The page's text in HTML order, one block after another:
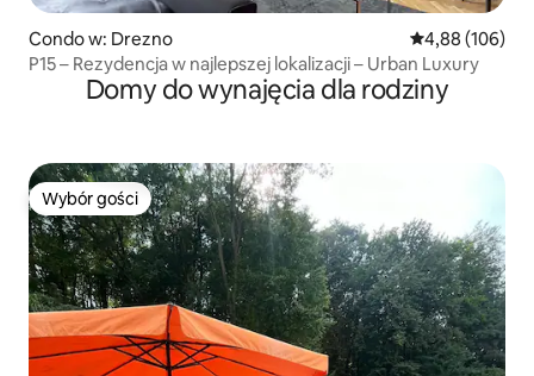
Condo w: Drezno Średnia
4,88 (106)
P15 – Rezydencja w najlepszej lokalizacji – Urban Luxury
Domy do wynajęcia dla rodziny
Wybór gości
Wybór gości